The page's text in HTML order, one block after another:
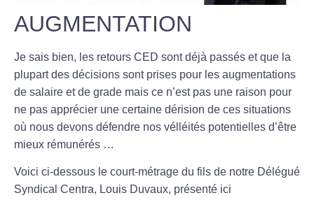
AUGMENTATION
Je sais bien, les retours CED sont déjà passés et que la
plupart des décisions sont prises pour les augmentations
de salaire et de grade mais ce n’est pas une raison pour
ne pas apprécier une certaine dérision de ces situations
où nous devons défendre nos vélléités potentielles d’être
mieux rémunérés …
Voici ci-dessous le court-métrage du fils de notre Délégué
Syndical Centra, Louis Duvaux, présenté ici